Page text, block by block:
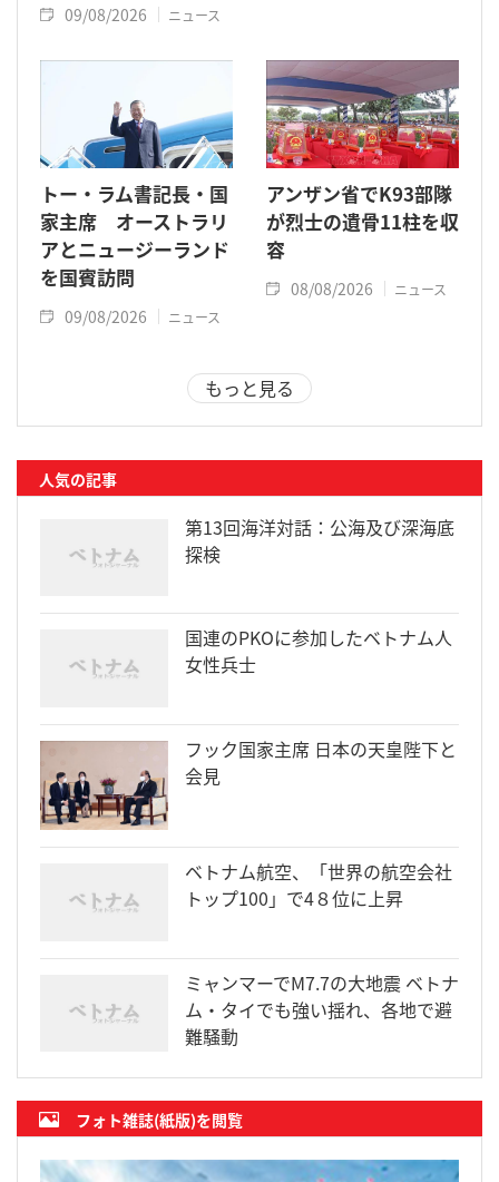
09/08/2026 ニュース
トー・ラム書記長・国
家主席 オーストラリ
アとニュージーランド
を国賓訪問
09/08/2026 ニュース
アンザン省でK93部隊
が烈士の遺骨11柱を収
容
08/08/2026 ニュース
もっと見る
人気の記事
第13回海洋対話：公海及び深海底
探検
国連のPKOに参加したベトナム人
女性兵士
フック国家主席 日本の天皇陛下と
会見
ベトナム航空、「世界の航空会社
トップ100」で4８位に上昇
ミャンマーでM7.7の大地震 ベトナ
ム・タイでも強い揺れ、各地で避
難騒動
フォト雑誌(紙版)を閲覧